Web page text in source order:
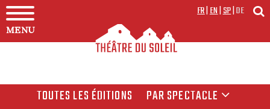
MENU
FR|EN|SP|DE
TOUTES LES ÉDITIONS
PAR SPECTACLE